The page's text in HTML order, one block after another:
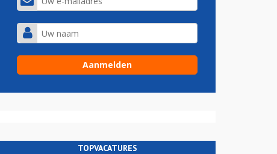
TOPVACATURES